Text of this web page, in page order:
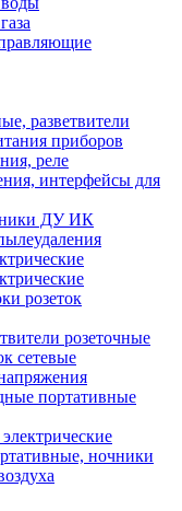
разветвители
приборов
реле
интерфейсы для
ДУ ИК
розеток
розеточные
сетевые
портативные
ночники